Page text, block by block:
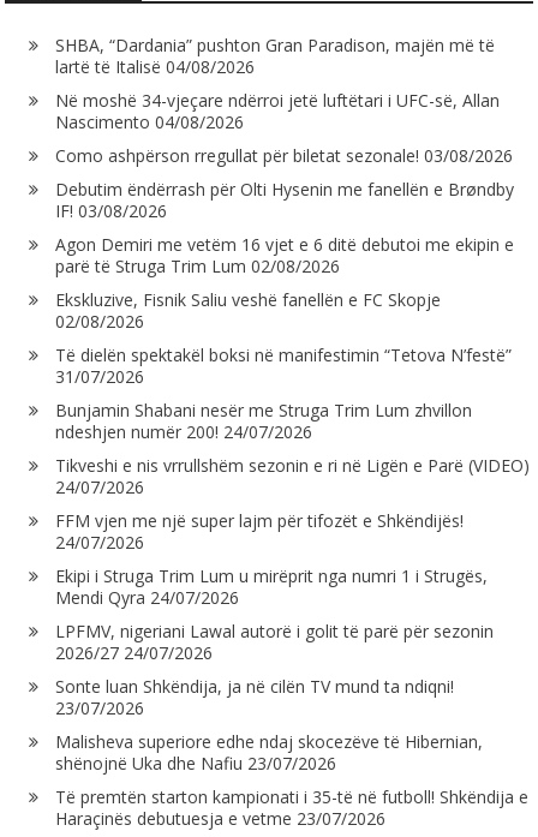
SHBA, “Dardania” pushton Gran Paradison, majën më të
lartë të Italisë 04/08/2026
Në moshë 34-vjeçare ndërroi jetë luftëtari i UFC-së, Allan
Nascimento 04/08/2026
Como ashpërson rregullat për biletat sezonale! 03/08/2026
Debutim ëndërrash për Olti Hysenin me fanellën e Brøndby
IF! 03/08/2026
Agon Demiri me vetëm 16 vjet e 6 ditë debutoi me ekipin e
parë të Struga Trim Lum 02/08/2026
Ekskluzive, Fisnik Saliu veshë fanellën e FC Skopje
02/08/2026
Të dielën spektakël boksi në manifestimin “Tetova N’festë”
31/07/2026
Bunjamin Shabani nesër me Struga Trim Lum zhvillon
ndeshjen numër 200! 24/07/2026
Tikveshi e nis vrrullshëm sezonin e ri në Ligën e Parë (VIDEO)
24/07/2026
FFM vjen me një super lajm për tifozët e Shkëndijës!
24/07/2026
Ekipi i Struga Trim Lum u mirëprit nga numri 1 i Strugës,
Mendi Qyra 24/07/2026
LPFMV, nigeriani Lawal autorë i golit të parë për sezonin
2026/27 24/07/2026
Sonte luan Shkëndija, ja në cilën TV mund ta ndiqni!
23/07/2026
Malisheva superiore edhe ndaj skocezëve të Hibernian,
shënojnë Uka dhe Nafiu 23/07/2026
Të premtën starton kampionati i 35-të në futboll! Shkëndija e
Haraçinës debutuesja e vetme 23/07/2026